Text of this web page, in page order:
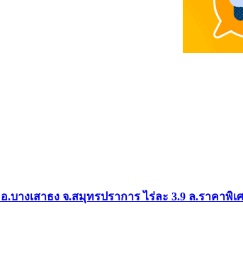
างเสาธง จ.สมุทรปราการ ไร่ละ 3.9 ล.ราคาพิเ